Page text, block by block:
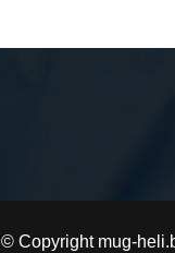
© Copyright mug-